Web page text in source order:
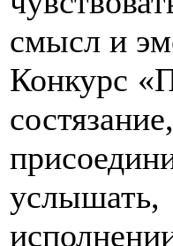
смысл и
Конкурс